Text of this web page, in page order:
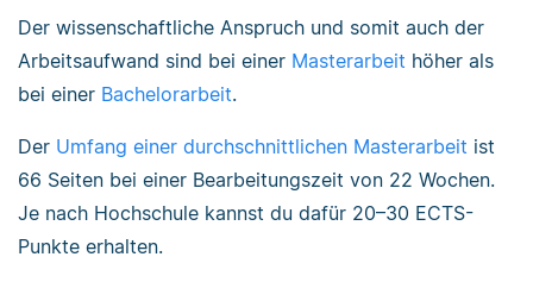
Der wissenschaftliche Anspruch und somit auch der
Arbeitsaufwand sind bei einer Masterarbeit höher als
bei einer Bachelorarbeit.
Der Umfang einer durchschnittlichen Masterarbeit ist
66 Seiten bei einer Bearbeitungszeit von 22 Wochen.
Je nach Hochschule kannst du dafür 20–30 ECTS-
Punkte erhalten.